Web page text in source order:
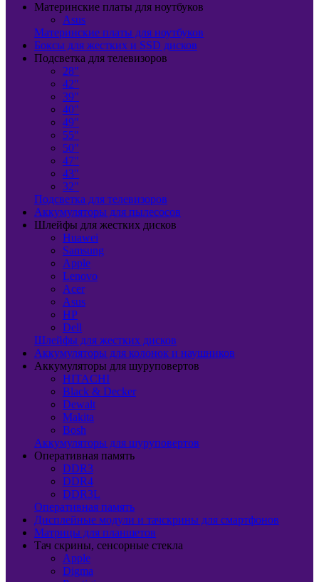
Материнские платы для ноутбуков
Asus
Материнские платы для ноутбуков
Боксы для жестких и SSD дисков
Подсветка для телевизоров
28"
42"
39"
40"
49"
55"
50"
47"
43"
32"
Подсветка для телевизоров
Аккумуляторы для пылесосов
Шлейфы для жестких дисков
Huawei
Samsung
Apple
Lenovo
Acer
Asus
HP
Dell
Шлейфы для жестких дисков
Аккумуляторы для колонок и наушников
Аккумуляторы для шуруповертов
HITACHI
Black & Decker
Dewalt
Makita
Bosh
Аккумуляторы для шуруповертов
Оперативная память
DDR3
DDR4
DDR3L
Оперативная память
Дисплейные модули и тачскрины для смартфонов
Матрицы для планшетов
Тач скрины, сенсорные стекла
Apple
Digma